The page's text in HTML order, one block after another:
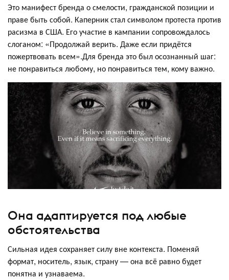
Это манифест бренда о смелости, гражданской позиции и
праве быть собой. Каперник стал символом протеста против
расизма в США. Его участие в кампании сопровождалось
слоганом: «Продолжай верить. Даже если придётся
пожертвовать всем».Для бренда это был осознанный шаг:
не понравиться любому, но понравиться тем, кому важно.
Она адаптируется под любые
обстоятельства
Сильная идея сохраняет силу вне контекста. Поменяй
формат, носитель, язык, страну — она всё равно будет
понятна и узнаваема.